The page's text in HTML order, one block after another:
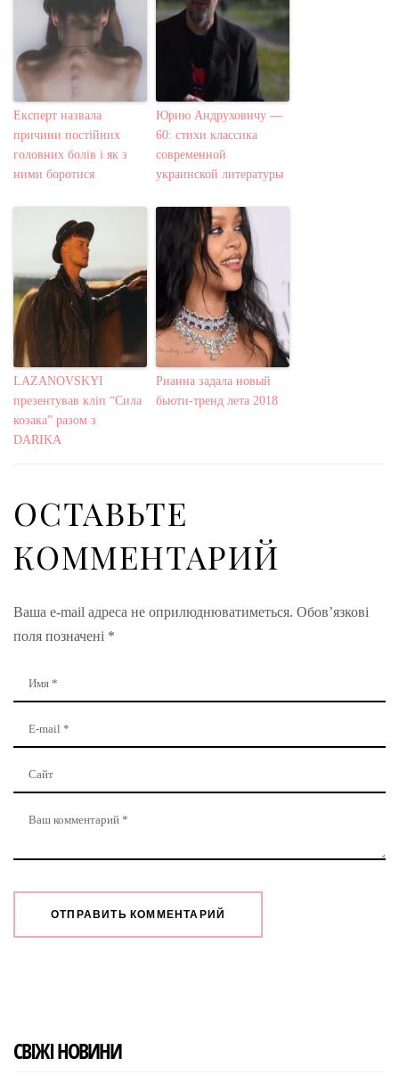
Експерт назвала
причини постійних
головних болів і як з
ними боротися
Юрию Андруховичу —
60: стихи классика
современной
украинской литературы
LAZANOVSKYI
презентував кліп “Сила
козака” разом з
DARIKA
Рианна задала новый
бьюти-тренд лета 2018
ОСТАВЬТЕ
КОММЕНТАРИЙ
Ваша e-mail адреса не оприлюднюватиметься. Обов’язкові
поля позначені *
СВІЖІ НОВИНИ